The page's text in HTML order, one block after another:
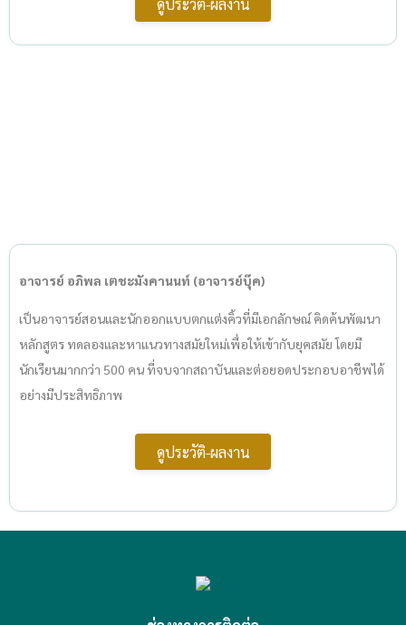
อาจารย์ อภิพล เตชะมังคานนท์ (อาจารย์บุ๊ค)
เป็นอาจารย์สอนและนักออกแบบตกแต่งคิ้วที่มีเอกลักษณ์ คิดค้นพัฒนา
หลักสูตร ทดลองและหาแนวทางสมัยใหม่เพื่อให้เข้ากับยุคสมัย โดยมี
นักเรียนมากกว่า 500 คน ที่จบจากสถาบันและต่อยอดประกอบอาชีพได้
อย่างมีประสิทธิภาพ
ดูประวัติ-ผลงาน